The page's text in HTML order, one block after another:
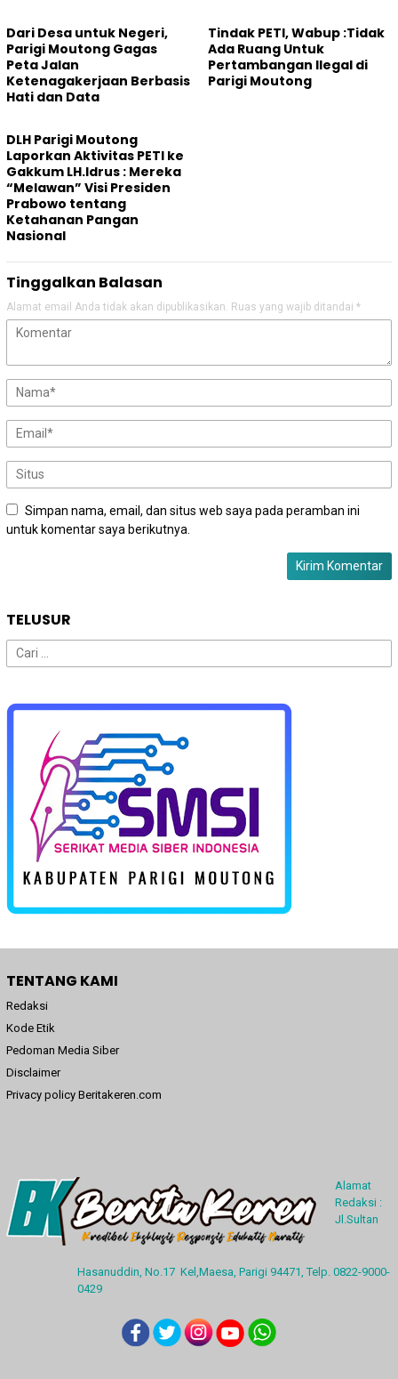
Dari Desa untuk Negeri,
Parigi Moutong Gagas
Peta Jalan
Ketenagakerjaan Berbasis
Hati dan Data
Tindak PETI, Wabup :Tidak
Ada Ruang Untuk
Pertambangan Ilegal di
Parigi Moutong
DLH Parigi Moutong
Laporkan Aktivitas PETI ke
Gakkum LH.Idrus : Mereka
“Melawan” Visi Presiden
Prabowo tentang
Ketahanan Pangan
Nasional
Tinggalkan Balasan
Alamat email Anda tidak akan dipublikasikan. Ruas yang wajib ditandai *
Simpan nama, email, dan situs web saya pada peramban ini
untuk komentar saya berikutnya.
TELUSUR
Cari
untuk:
TENTANG KAMI
Redaksi
Kode Etik
Pedoman Media Siber
Disclaimer
Privacy policy Beritakeren.com
Alamat
Redaksi :
Jl.Sultan
Hasanuddin, No.17 Kel,Maesa, Parigi 94471, Telp. 0822-9000-
0429